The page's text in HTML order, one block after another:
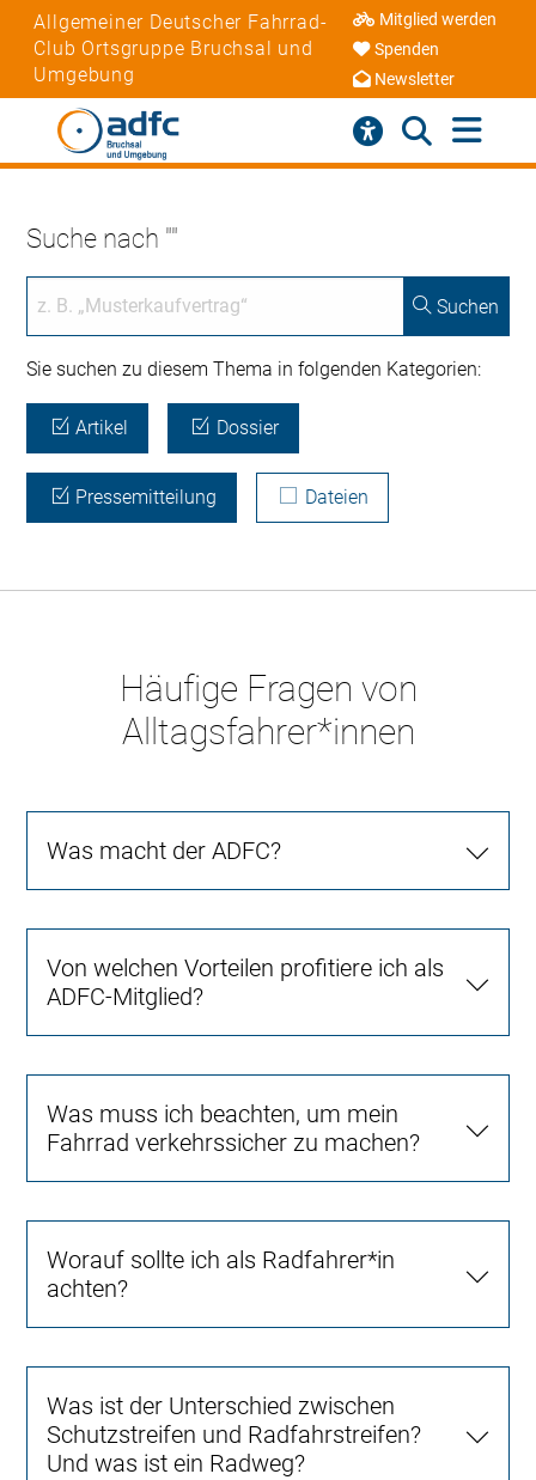
Allgemeiner Deutscher Fahrrad-
Club Ortsgruppe Bruchsal und
Umgebung
Mitglied werden
Spenden
Newsletter
Suche nach ""
Suchen
Sie suchen zu diesem Thema in folgenden Kategorien:
Artikel Dossier
Pressemitteilung Dateien
Häufige Fragen von
Alltagsfahrer*innen
Was macht der ADFC?
Von welchen Vorteilen profitiere ich als
ADFC-Mitglied?
Was muss ich beachten, um mein
Fahrrad verkehrssicher zu machen?
Worauf sollte ich als Radfahrer*in
achten?
Was ist der Unterschied zwischen
Schutzstreifen und Radfahrstreifen?
Und was ist ein Radweg?